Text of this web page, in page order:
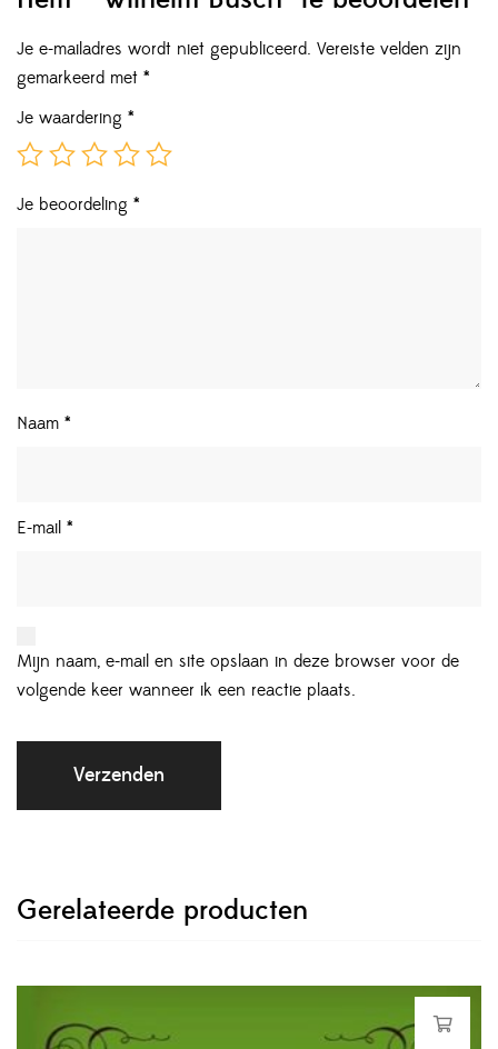
Je e-mailadres wordt niet gepubliceerd. Vereiste velden zijn
gemarkeerd met *
Je waardering *
Je beoordeling *
Naam *
E-mail *
Mijn naam, e-mail en site opslaan in deze browser voor de
volgende keer wanneer ik een reactie plaats.
Gerelateerde producten